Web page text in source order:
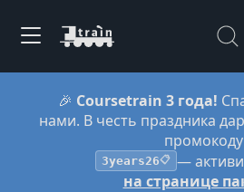
🎉 Coursetrain 3 года!
нами. В честь праздника
промокоду
3years26📋 —
на странице